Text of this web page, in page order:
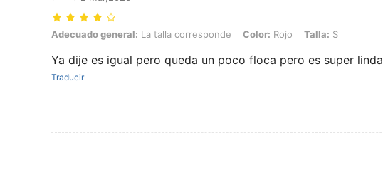
Adecuado general: La talla corresponde, Color: Rojo, Talla: S
Adecuado general: La talla corresponde Color: Rojo Talla: S
Ya dije es igual pero queda un poco floca pero es super linda
Traducir